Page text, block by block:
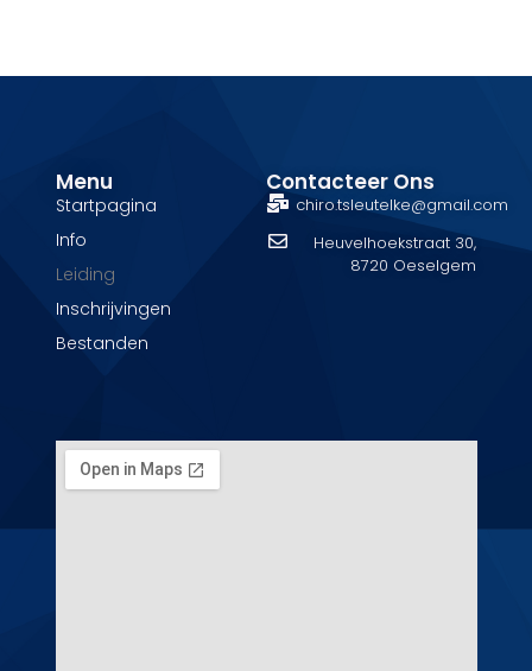
Menu
Startpagina
Info
Leiding
Inschrijvingen
Bestanden
Contacteer Ons
chiro.tsleutelke@gmail.com
Heuvelhoekstraat 30,
8720 Oeselgem